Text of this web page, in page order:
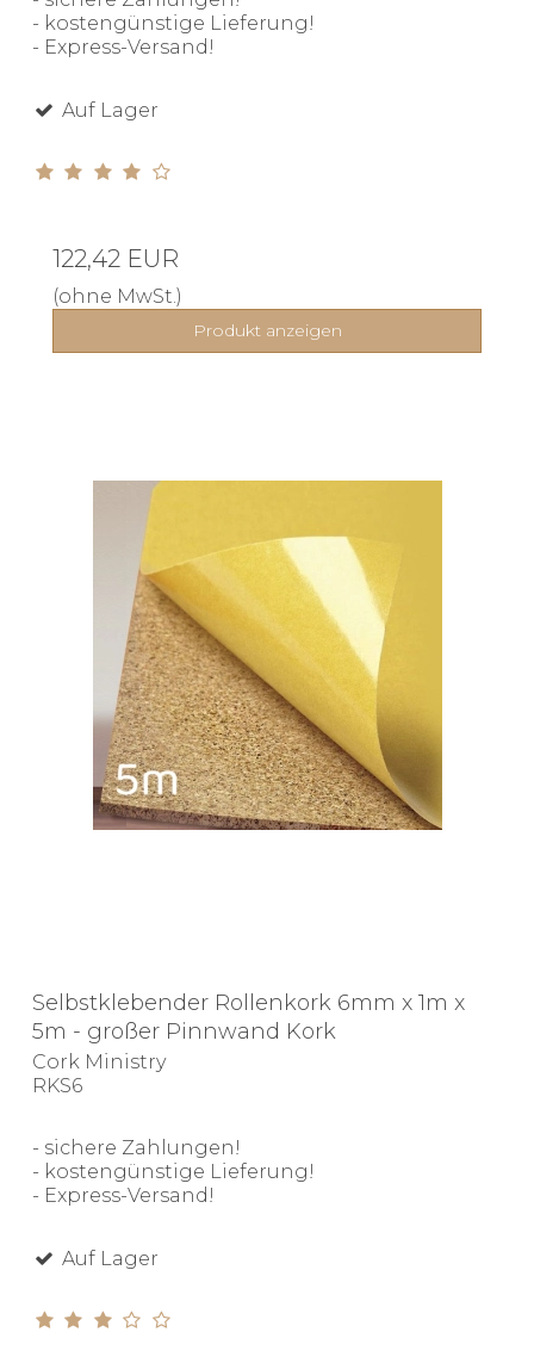
- kostengünstige Lieferung!
- Express-Versand!
Auf Lager
122,42 EUR
(ohne MwSt.)
Produkt anzeigen
Selbstklebender Rollenkork 6mm x 1m x
5m - großer Pinnwand Kork
Cork Ministry
RKS6
- sichere Zahlungen!
- kostengünstige Lieferung!
- Express-Versand!
Auf Lager